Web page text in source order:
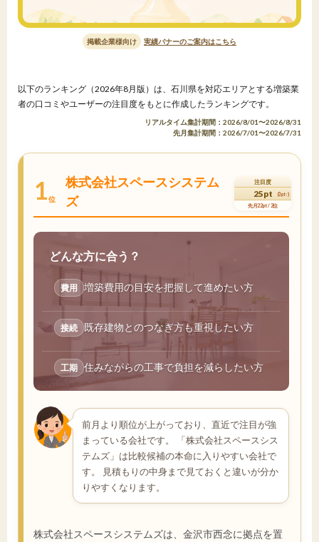
掲載企業様向け 実績バナーのご案内はこちら
以下のランキング（2026年8月版）は、石川県を対応エリアとする増築業
者の口コミやユーザーの注目度をもとに作成したランキングです。
リアルタイム集計期間：2026/8/01〜2026/8/31
先月集計期間：2026/7/01〜2026/7/31
1位
株式会社スペースシステム
ズ
注目度
25pt (3pt↑)
先月22pt / 2位
どんな方に合う？
費用 増築費用の目安を把握して進めたい方
接続 既存建物とのつなぎ方も重視したい方
工期 住みながらの工事で負担を減らしたい方
前月より順位が上がっており、直近で注目が強
まっている会社です。 「株式会社スペースシス
テムズ」は比較候補の本命に入りやすい会社で
す。 見積もりの中身まで見ておくと違いが分か
りやすくなります。
株式会社スペースシステムズは、金沢市西念に拠点を置